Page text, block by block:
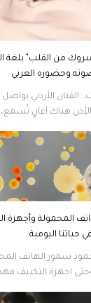
من القلب" بلغة
وحضوره العربي
الفنان الأردني يواصل
هناك أغانٍ
المحمولة وأجهزة
حياتنا اليومية
سمور الهاتف
اجهزة التكييف